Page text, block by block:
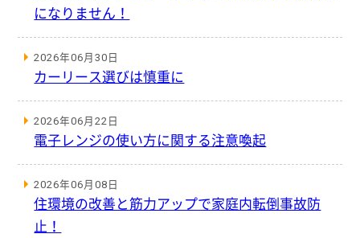
になりません！
2026年06月30日
カーリース選びは慎重に
2026年06月22日
電子レンジの使い方に関する注意喚起
2026年06月08日
住環境の改善と筋力アップで家庭内転倒事故防
止！